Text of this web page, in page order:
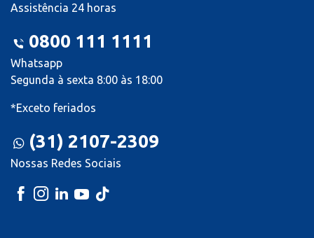
Assistência 24 horas
0800 111 1111
Whatsapp
Segunda à sexta 8:00 às 18:00
*Exceto feriados
(31) 2107-2309
Nossas Redes Sociais